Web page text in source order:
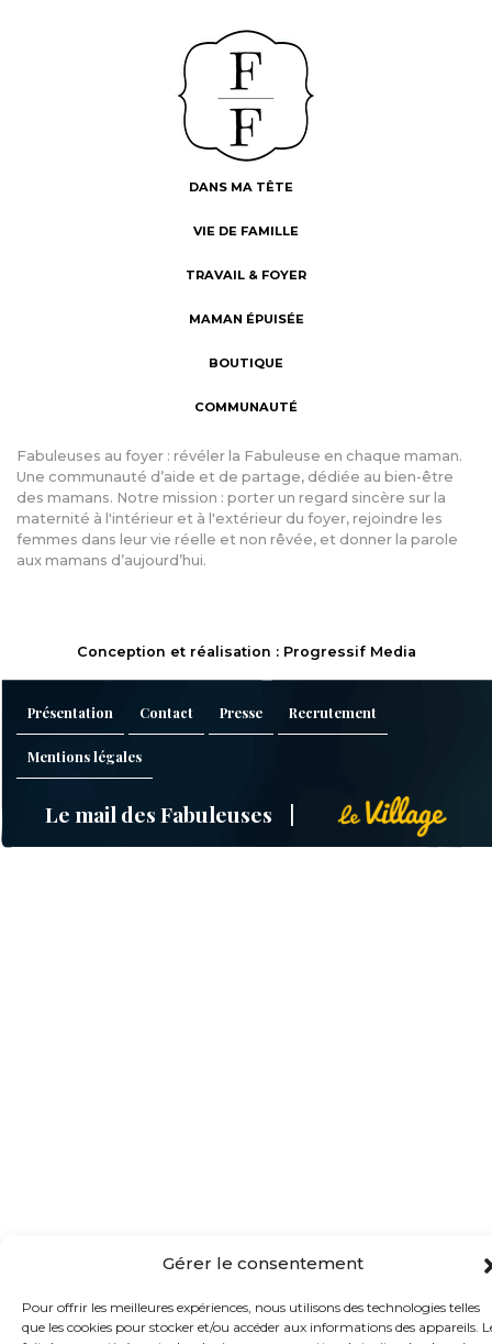
Gérer le consentement
Pour offrir les meilleures expériences, nous utilisons des technologies telles
que les cookies pour stocker et/ou accéder aux informations des appareils.
DANS MA TÊTE
VIE DE FAMILLE
TRAVAIL & FOYER
MAMAN ÉPUISÉE
BOUTIQUE
COMMUNAUTÉ
Fabuleuses au foyer : révéler la Fabuleuse en chaque maman.
Une communauté d’aide et de partage, dédiée au bien-être
des mamans. Notre mission : porter un regard sincère sur la
maternité à l'intérieur et à l'extérieur du foyer, rejoindre les
femmes dans leur vie réelle et non rêvée, et donner la parole
aux mamans d’aujourd’hui.
Conception et réalisation : Progressif Media
Présentation Contact Presse Recrutement
Mentions légales
Le mail des Fabuleuses